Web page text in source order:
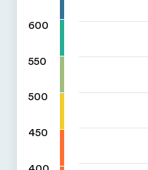
600
550
500
450